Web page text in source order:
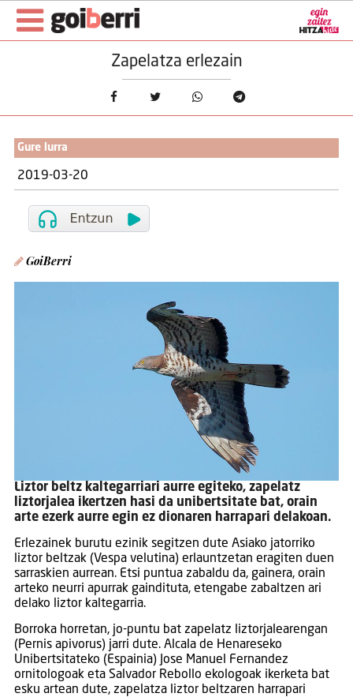
Zapelatza erlezain
Gure lurra
2019-03-20
GoiBerri
Liztor beltz kaltegarriari aurre egiteko, zapelatz
liztorjalea ikertzen hasi da unibertsitate bat, orain
arte ezerk aurre egin ez dionaren harrapari delakoan.
Erlezainek burutu ezinik segitzen dute Asiako jatorriko
liztor beltzak (Vespa velutina) erlauntzetan eragiten duen
sarraskien aurrean. Etsi puntua zabaldu da, gainera, orain
arteko neurri apurrak gaindituta, etengabe zabaltzen ari
delako liztor kaltegarria.
Borroka horretan, jo-puntu bat zapelatz liztorjalearengan
(Pernis apivorus) jarri dute. Alcala de Henareseko
Unibertsitateko (Espainia) Jose Manuel Fernandez
ornitologoak eta Salvador Rebollo ekologoak ikerketa bat
esku artean dute, zapelatza liztor beltzaren harrapari